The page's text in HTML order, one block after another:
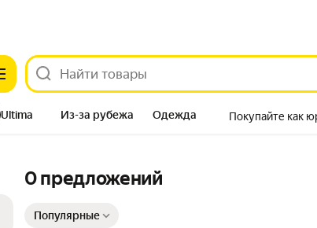
Ultima Из-за рубежа Одежда Покупайте как
0 предложений
Популярные